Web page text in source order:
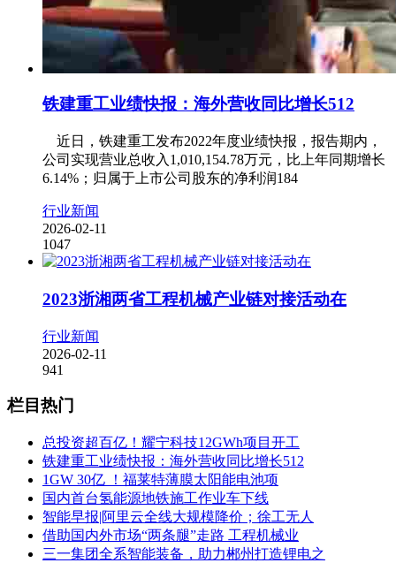
铁建重工业绩快报：海外营收同比增长512
近日，铁建重工发布2022年度业绩快报，报告期内，
公司实现营业总收入1,010,154.78万元，比上年同期增长
6.14%；归属于上市公司股东的净利润184
行业新闻
2026-02-11
1047
2023浙湘两省工程机械产业链对接活动在
行业新闻
2026-02-11
941
栏目热门
总投资超百亿！耀宁科技12GWh项目开工
铁建重工业绩快报：海外营收同比增长512
1GW 30亿 ！福莱特薄膜太阳能电池项
国内首台氢能源地铁施工作业车下线
智能早报|阿里云全线大规模降价；徐工无人
借助国内外市场“两条腿”走路 工程机械业
三一集团全系智能装备，助力郴州打造锂电之